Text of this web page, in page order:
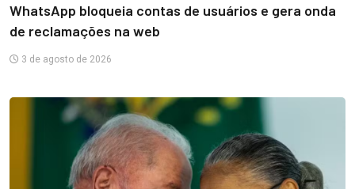
WhatsApp bloqueia contas de usuários e gera onda
de reclamações na web
3 de agosto de 2026